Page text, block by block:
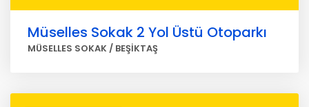
Müselles Sokak 2 Yol Üstü Otoparkı
MÜSELLES SOKAK / BEŞİKTAŞ